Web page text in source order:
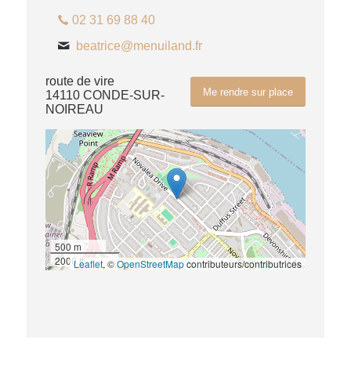
02 31 69 88 40
beatrice@menuiland.fr
Me rendre sur place
route de vire
14110 CONDE-SUR-
NOIREAU
500 m
2000 ftLeaflet, ©OpenStreetMapcontributeurs/contributrices